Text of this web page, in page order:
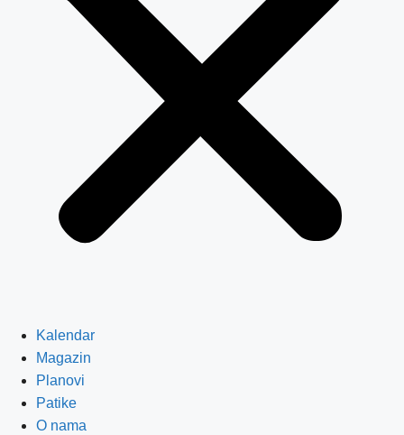
Kalendar
Magazin
Planovi
Patike
O nama